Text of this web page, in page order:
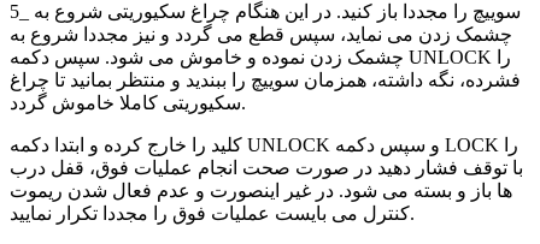
5_ سوییچ را مجددا باز کنید. در این هنگام چراغ سکیوریتی شروع به
چشمک زدن می نماید، سپس قطع می گردد و نیز مجددا شروع به
چشمک زدن نموده و خاموش می شود. سپس دکمه UNLOCK را
فشرده، نگه داشته، همزمان سوییچ را ببندید و منتظر بمانید تا چراغ
سکیوریتی کاملا خاموش گردد.
کلید را خارج کرده و ابتدا دکمه UNLOCK و سپس دکمه LOCK را
با توقف فشار دهید در صورت صحت انجام عملیات فوق، قفل درب
ها باز و بسته می شود. در غیر اینصورت و عدم فعال شدن ریموت
کنترل می بایست عملیات فوق را مجددا تکرار نمایید.